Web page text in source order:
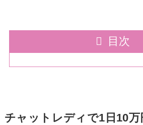
目次
チャットレディで1日10